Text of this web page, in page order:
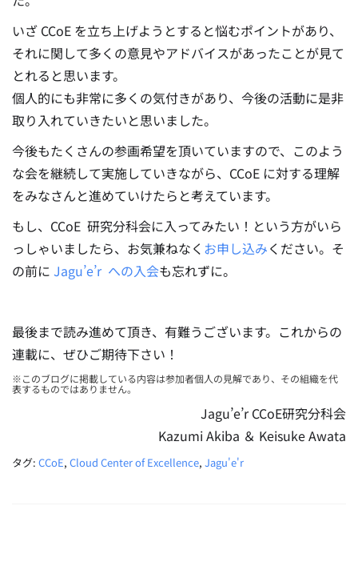
いざ CCoE を立ち上げようとすると悩むポイントがあり、
それに関して多くの意見やアドバイスがあったことが見て
とれると思います。
個人的にも非常に多くの気付きがあり、今後の活動に是非
取り入れていきたいと思いました。
今後もたくさんの参画希望を頂いていますので、このよう
な会を継続して実施していきながら、CCoE に対する理解
をみなさんと進めていけたらと考えています。
もし、CCoE 研究分科会に入ってみたい！という方がいら
っしゃいましたら、お気兼ねなく お申し込みください。そ
の前に Jagu’e’r への入会も忘れずに。
最後まで読み進めて頂き、有難うございます。これからの
連載に、ぜひご期待下さい！
※このブログに掲載している内容は参加者個人の見解であり、その組織を代
表するものではありません。
Jagu’e’r CCoE研究分科会
Kazumi Akiba ＆ Keisuke Awata
タグ: CCoE, Cloud Center of Excellence, Jagu'e'r